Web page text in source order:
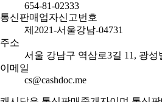
654-81-02333
통신판매업자신고번호
제2021-서울강남-04731
주소
서울 강남구 역삼로3길 11, 광성
이메일
cs@cashdoc.me